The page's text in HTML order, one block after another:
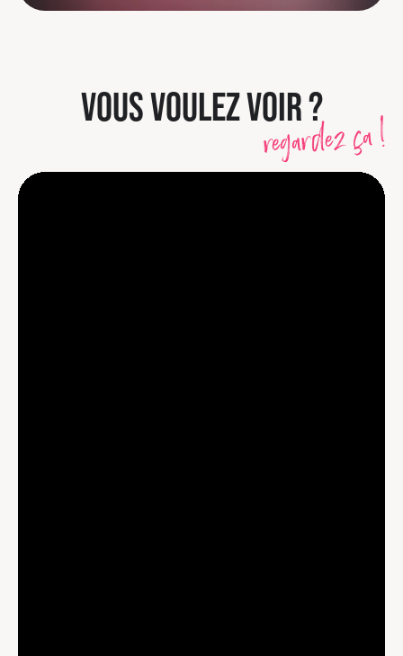
VOUS VOULEZ VOIR ?regardez ça !